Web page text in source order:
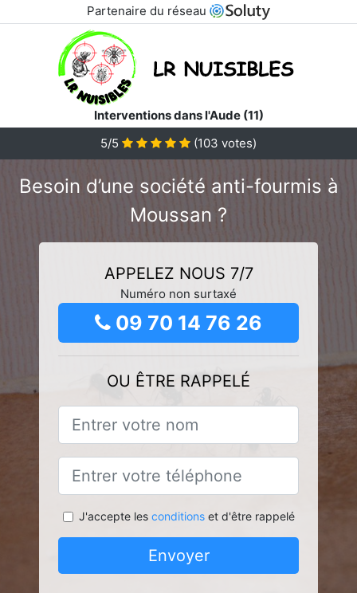
Partenaire du réseau
Interventions dans l'Aude (11)
5/5
(103 votes)
Besoin d’une société anti-fourmis à
Moussan ?
APPELEZ NOUS 7/7
Numéro non surtaxé
09 70 14 76 26
OU ÊTRE RAPPELÉ
J'accepte les conditionset d'être rappelé
Envoyer